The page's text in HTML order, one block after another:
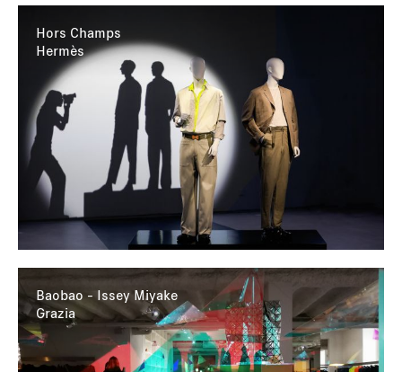
Hors Champs
Hermès
Baobao - Issey Miyake
Grazia